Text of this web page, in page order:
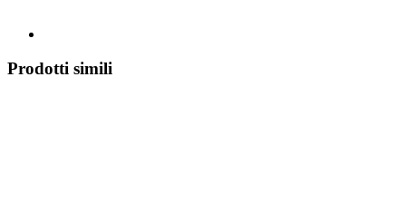
Prodotti simili